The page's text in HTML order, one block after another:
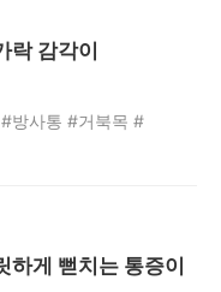
감각이
방사통 #거북목 #
게 뻗치는 통증이